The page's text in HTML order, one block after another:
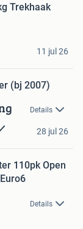
Trekhaak
11 jul 26
(bj 2007)
Details
28 jul 26
110pk Open
Details